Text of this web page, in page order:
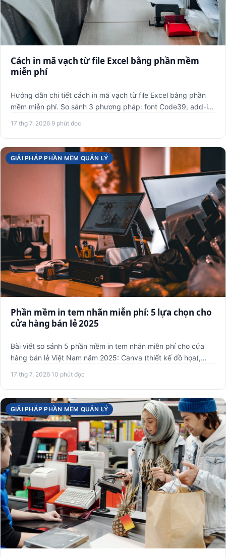
Cách in mã vạch từ file Excel bằng phần mềm
miễn phí
Hướng dẫn chi tiết cách in mã vạch từ file Excel bằng phần
mềm miễn phí. So sánh 3 phương pháp: font Code39, add-in
17 thg 7, 2026·9 phút đọc
GIẢI PHÁP PHẦN MỀM QUẢN LÝ
Phần mềm in tem nhãn miễn phí: 5 lựa chọn cho
cửa hàng bán lẻ 2025
Bài viết so sánh 5 phần mềm in tem nhãn miễn phí cho cửa
hàng bán lẻ Việt Nam năm 2025: Canva (thiết kế đồ họa),
17 thg 7, 2026·10 phút đọc
GIẢI PHÁP PHẦN MỀM QUẢN LÝ